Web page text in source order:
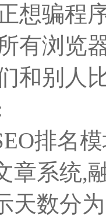
想骗程
有浏览
和别人
排名
章系统,
天数分